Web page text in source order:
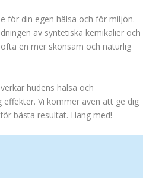
för din egen hälsa och för miljön.
av syntetiska kemikalier och
en mer skonsam och naturlig
hudens hälsa och
effekter. Vi kommer även att ge dig
bästa resultat. Häng med!